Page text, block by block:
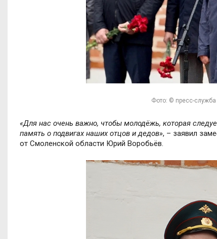
Фото: © пресс-служба
«Для нас очень важно, чтобы молодёжь, которая
память о подвигах наших отцов и дедов», – заявил
от Смоленской области Юрий Воробьёв.